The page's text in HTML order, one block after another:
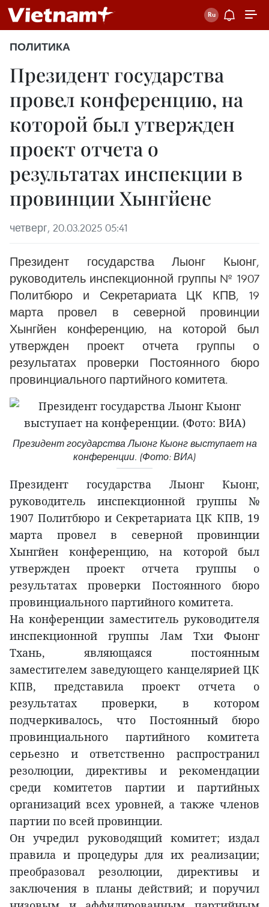
ПОЛИТИКА
Президент государства
провел конференцию, на
которой был утвержден
проект отчета о
результатах инспекции в
провинции Хынгйене
четверг, 20.03.2025 05:41
Президент государства Лыонг Кыонг,
руководитель инспекционной группы № 1907
Политбюро и Секретариата ЦК КПВ, 19
марта провел в северной провинции
Хынгйен конференцию, на которой был
утвержден проект отчета группы о
результатах проверки Постоянного бюро
провинциального партийного комитета.
Президент государства Лыонг Кыонг выступает на
конференции. (Фото: ВИA)
Президент государства Лыонг Кыонг,
руководитель инспекционной группы №
1907 Политбюро и Секретариата ЦК КПВ, 19
марта провел в северной провинции
Хынгйен конференцию, на которой был
утвержден проект отчета группы о
результатах проверки Постоянного бюро
провинциального партийного комитета.
На конференции заместитель руководителя
инспекционной группы Лам Тхи Фыонг
Тхань, являющаяся постоянным
заместителем заведующего канцелярией ЦК
КПВ, представила проект отчета о
результатах проверки, в котором
подчеркивалось, что Постоянный бюро
провинциального партийного комитета
серьезно и ответственно распространил
резолюции, директивы и рекомендации
среди комитетов партии и партийных
организаций всех уровней, а также членов
партии по всей провинции.
Он учредил руководящий комитет; издал
правила и процедуры для их реализации;
преобразовал резолюции, директивы и
заключения в планы действий; и поручил